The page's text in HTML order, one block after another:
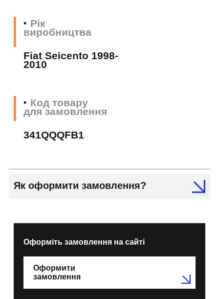
Рік
виробництва
Fiat Seicento 1998-
2010
Код товару
для замовлення
341QQQFB1
Як оформити замовлення?
Оформіть замовлення на сайті
Оформити
замовлення